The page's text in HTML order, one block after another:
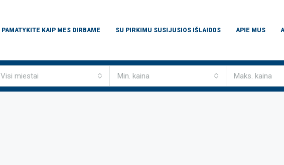
PAMATYKITE KAIP MES DIRBAME SU PIRKIMU SUSIJUSIOS IŠLAIDOS APIE MUS
Visi miestai Min. kaina Maks. kaina